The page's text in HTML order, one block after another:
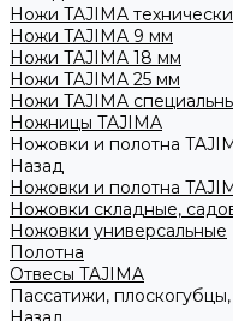
Ножи TAJIMA
Ножи TAJIMA 9 мм
Ножи TAJIMA 18 мм
Ножи TAJIMA 25 мм
Ножи TAJIMA
Ножницы TAJIMA
Ножовки и полотна
Назад
Ножовки и полотна
Ножовки складные,
Ножовки универсальные
Полотна
Отвесы TAJIMA
Пассатижи, плоскогубцы,